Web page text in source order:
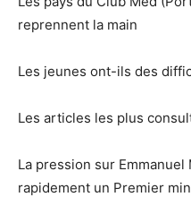
reprennent la main
Les jeunes ont-ils des
Les articles les plus
La pression sur
rapidement un Premier